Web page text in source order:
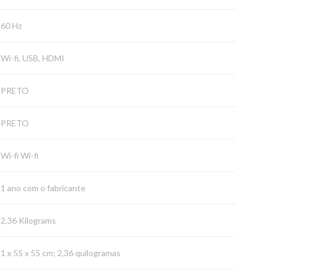
‎60 Hz
‎Wi-fi, USB, HDMI
‎PRETO
‎PRETO
‎Wi-fi Wi-fi
‎1 ano com o fabricante
‎2,36 Kilograms
‎1 x 55 x 55 cm; 2,36 quilogramas